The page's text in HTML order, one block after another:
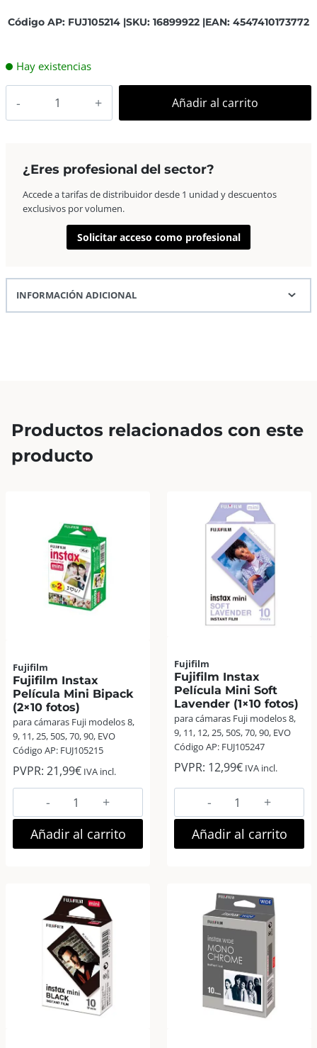
Código AP: FUJ105214 |SKU: 16899922 |EAN: 4547410173772
Hay existencias
Bipack
fotos)
cantidad
Añadir al carrito
¿Eres profesional del sector?
Accede a tarifas de distribuidor desde 1 unidad y descuentos
exclusivos por volumen.
Solicitar acceso como profesional
INFORMACIÓN ADICIONAL
Productos relacionados con este
producto
Fujifilm
Fujifilm Instax
Película Mini Bipack
(2×10 fotos)
para cámaras Fuji modelos 8,
9, 11, 25, 50S, 70, 90, EVO
Código AP: FUJ105215
PVPR: 21,99€ IVA incl.
Fujifilm
Instax
Película
Mini
fotos)
cantidad
Añadir al carrito
Fujifilm
Fujifilm Instax
Película Mini Soft
Lavender (1×10 fotos)
para cámaras Fuji modelos 8,
9, 11, 12, 25, 50S, 70, 90, EVO
Código AP: FUJ105247
PVPR: 12,99€ IVA incl.
Fujifilm
Instax
Película
Mini
(1×10
fotos)
cantidad
Añadir al carrito